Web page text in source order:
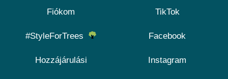
Fiókom
#StyleForTrees
Hozzájárulási
TikTok
Facebook
Instagram